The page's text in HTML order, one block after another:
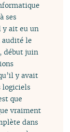
ses
y ait eu un
audité le
début juin
y avait
logiciels
que
vraiment
dans